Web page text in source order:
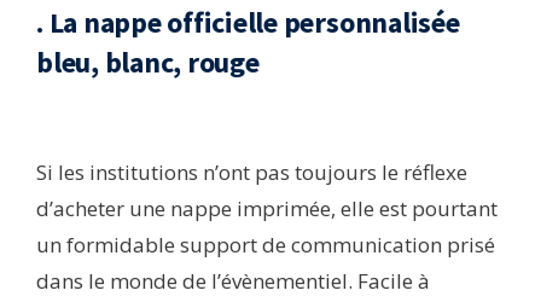
. La nappe officielle personnalisée
bleu, blanc, rouge
Si les institutions n’ont pas toujours le réflexe
d’acheter une nappe imprimée, elle est pourtant
un formidable support de communication prisé
dans le monde de l’évènementiel. Facile à